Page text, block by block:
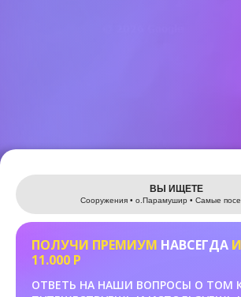
ВЫ ИЩЕТЕ
Сооружения • о.Парамушир • Самые
ПОЛУЧИ ПРЕМИУМ НАВСЕГДА
11.000 Р
ОТВЕТЬ НА НАШИ ВОПРОСЫ О ТОМ